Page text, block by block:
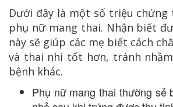
Dưới đây là một số triệu chứng
phụ nữ mang thai. Nhận biết
này sẽ giúp các mẹ biết cách
và thai nhi tốt hơn, tránh
bệnh khác.
Phụ nữ mang thai thường sẻ